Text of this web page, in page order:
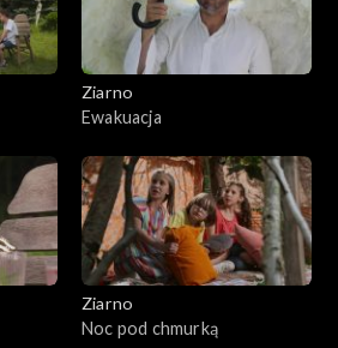
Ziarno
Ewakuacja
Ziarno
Noc pod chmurką